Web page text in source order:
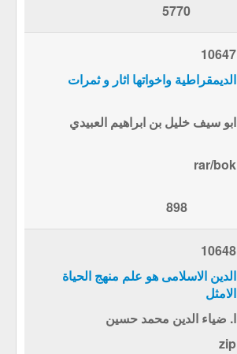
5770
10647
الديمقراطية واخواتها اثار و ثمرات
ابو سيف خليل بن ابراهيم العبيدي
rar/bok
898
10648
الدين الاسلامى هو علم منهج الحياة
الامثل
ا. ضياء الدين محمد حسين
zip